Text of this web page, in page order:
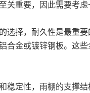
关重要，因此需要考虑
选择，耐久性是最重要
合金或镀锌钢板。这
稳定性，雨棚的支撑结